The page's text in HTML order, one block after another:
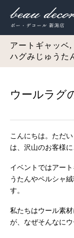
アートギャッベ
ハグみじゅうた
ウールラグ
こんにちは。ただ
は、沢山のお客様
イベントではアー
うたんやペルシャ
す。
私たちはウール素
が、なぜそんなにウ